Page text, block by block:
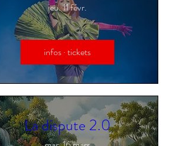
jeu. 11 févr.
infos · tickets
La dispute 2.0